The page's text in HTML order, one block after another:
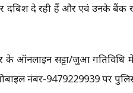
दबिश दे रही हैं और एवं उनके बैंक
ऑनलाइन सट्टा/जुआ गतिविधि में
नंबर-9479229939 पर